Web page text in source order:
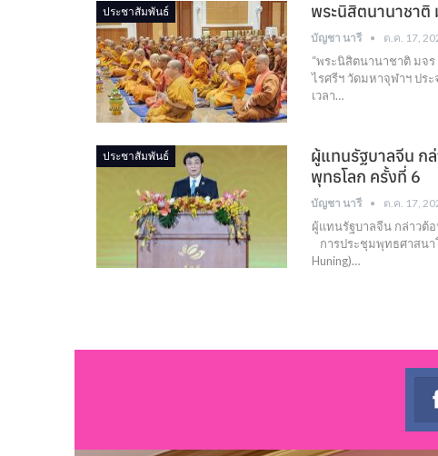
ประชาสัมพันธ์ พระนิสิตนานาชาติ
บัญชา นารี ต.ค. 17,
“พระนิสิตนานาชาติ มจ
ไรศรีฯ วัดมหาจุฬาฯ
เวลา…
ประชาสัมพันธ์
ผู้แทนรัฐบาลจีน ก
พุทธโลก ครั้งที่ 6
บัญชา นารี ต.ค. 17,
ผู้แทนรัฐบาลจีน กล่าว
การประชุมพุทธศาสนา
Huning)…